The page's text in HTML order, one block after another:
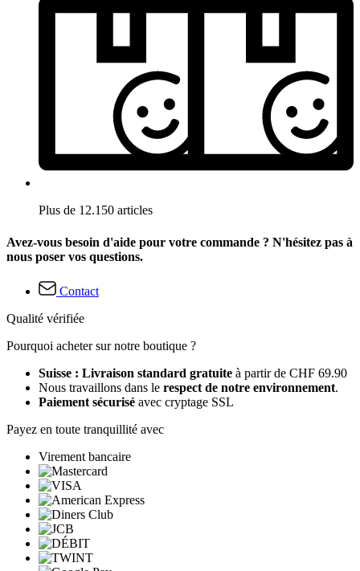
Plus de 12.150 articles
Avez-vous besoin d'aide pour votre commande ? N'hésitez pas à
nous poser vos questions.
Contact
Qualité vérifiée
Pourquoi acheter sur notre boutique ?
Suisse : Livraison standard gratuite à partir de CHF 69.90
Nous travaillons dans le respect de notre environnement.
Paiement sécurisé avec cryptage SSL
Payez en toute tranquillité avec
Virement bancaire